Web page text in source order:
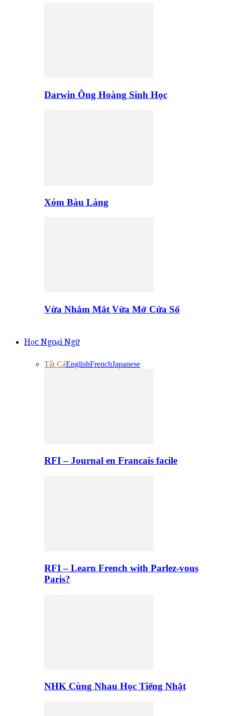
Darwin Ông Hoàng Sinh Học
Xóm Bàu Láng
Vừa Nhắm Mắt Vừa Mở Cửa Sổ
Học Ngoại Ngữ
Tất CảEnglishFrenchJapanese
RFI – Journal en Francais facile
RFI – Learn French with Parlez-vous
Paris?
NHK Cùng Nhau Học Tiếng Nhật